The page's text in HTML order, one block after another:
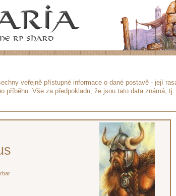
veřejně přístupné informace o dané postavě - její
příběhu. Vše za předpokladu, že jsou tato data známá, tj.